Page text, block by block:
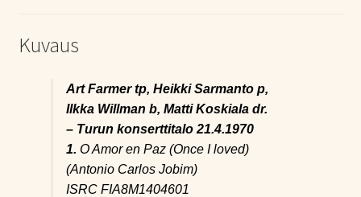
Kuvaus
Art Farmer tp, Heikki Sarmanto p,
Ilkka Willman b, Matti Koskiala dr.
– Turun konserttitalo 21.4.1970
1. O Amor en Paz (Once I loved)
(Antonio Carlos Jobim)
ISRC FIA8M1404601